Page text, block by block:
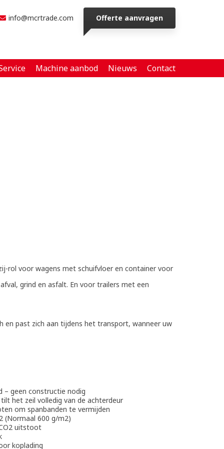
info@mcrtrade.com Offerte aanvragen
Machine aanbod Nieuws Contact
rol voor wagens met schuifvloer en container voor
grind en asfalt. En voor trailers met een
en past zich aan tijdens het transport, wanneer uw
– geen constructie nodig
het zeil volledig van de achterdeur
om spanbanden te vermijden
(Normaal 600 g/m2)
uitstoot
koplading